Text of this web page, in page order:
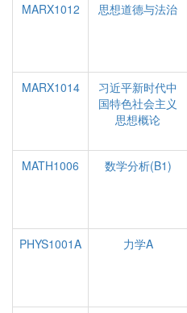
MARX1012
思想道德与法治
MARX1014
习近平新时代中
国特色社会主义
思想概论
MATH1006
数学分析(B1)
PHYS1001A
力学A